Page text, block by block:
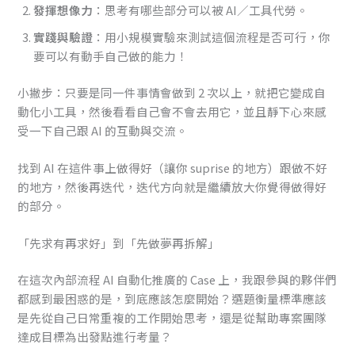
發揮想像力 ：思考有哪些部分可以被 AI／工具代勞。
實踐與驗證 ：用小規模實驗來測試這個流程是否可行，你
要可以有動手自己做的能力！
小撇步：只要是同一件事情會做到 2 次以上，就把它變成自
動化小工具，然後看看自己會不會去用它，並且靜下心來感
受一下自己跟 AI 的互動與交流。
找到 AI 在這件事上做得好（讓你 suprise 的地方）跟做不好
的地方，然後再迭代，迭代方向就是繼續放大你覺得做得好
的部分。
「先求有再求好」到「先做夢再拆解」
在這次內部流程 AI 自動化推廣的 Case 上，我跟參與的夥伴們
都感到最困惑的是，到底應該怎麼開始？選題衡量標準應該
是先從自己日常重複的工作開始思考，還是從幫助專案團隊
達成目標為出發點進行考量？